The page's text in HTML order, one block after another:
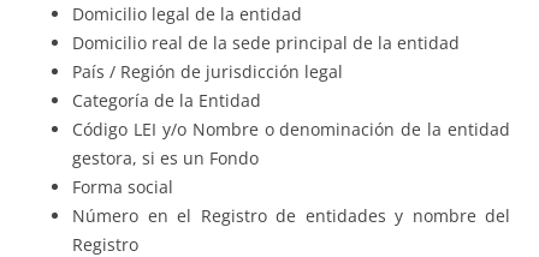
Domicilio legal de la entidad
Domicilio real de la sede principal de la entidad
País / Región de jurisdicción legal
Categoría de la Entidad
Código LEI y/o Nombre o denominación de la entidad
gestora, si es un Fondo
Forma social
Número en el Registro de entidades y nombre del
Registro